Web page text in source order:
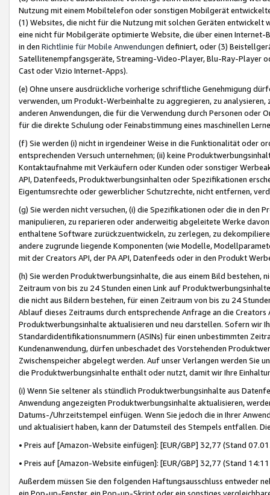
Nutzung mit einem Mobiltelefon oder sonstigen Mobilgerät
(1) Websites, die nicht für die Nutzung mit solchen Geräten
eine nicht für Mobilgeräte optimierte Website, die über einen
in den Richtlinie für Mobile Anwendungen definiert, oder (3)
Satellitenempfangsgeräte, Streaming-Video-Player, Blu-Ray-Player
Cast oder Vizio Internet-Apps).
(e) Ohne unsere ausdrückliche vorherige schriftliche Genehmigung
verwenden, um Produkt-Werbeinhalte zu aggregieren, zu
anderen Anwendungen, die für die Verwendung durch Personen
für die direkte Schulung oder Feinabstimmung eines maschinellen
(f) Sie werden (i) nicht in irgendeiner Weise in die Funktionalität oder
entsprechenden Versuch unternehmen; (ii) keine
Kontaktaufnahme mit Verkäufern oder Kunden oder sonstiger
API, Datenfeeds, Produktwerbungsinhalten oder Spezifikationen
Eigentumsrechte oder gewerblicher Schutzrechte, nicht entfernen,
(g) Sie werden nicht versuchen, (i) die Spezifikationen oder die in
manipulieren, zu reparieren oder anderweitig abgeleitete Werke
enthaltene Software zurückzuentwickeln, zu zerlegen, zu
andere zugrunde liegende Komponenten (wie Modelle,
mit der Creators API, der PA API, Datenfeeds oder in den Produkt
(h) Sie werden Produktwerbungsinhalte, die aus einem Bild bestehen,
Zeitraum von bis zu 24 Stunden einen Link auf
die nicht aus Bildern bestehen, für einen Zeitraum von bis zu 24
Ablauf dieses Zeitraums durch entsprechende Anfrage an die
Produktwerbungsinhalte aktualisieren und neu darstellen. Sofern wir
Standardidentifikationsnummern (ASINs) für einen unbestimmten
Kundenanwendung, dürfen unbeschadet des Vorstehenden
Zwischenspeicher abgelegt werden. Auf unser Verlangen werden Sie
die Produktwerbungsinhalte enthält oder nutzt, damit wir Ihre
(i) Wenn Sie seltener als stündlich Produktwerbungsinhalte aus
Anwendung angezeigten Produktwerbungsinhalte aktualisieren,
Datums-/Uhrzeitstempel einfügen. Wenn Sie jedoch die in Ihrer
und aktualisiert haben, kann der Datumsteil des Stempels entfallen.
• Preis auf [Amazon-Website einfügen]: [EUR/GBP] 32,77 (Stand
• Preis auf [Amazon-Website einfügen]: [EUR/GBP] 32,77 (Stand
Außerdem müssen Sie den folgenden Haftungsausschluss entweder
ein Pop-up-Fenster, ein Pop-up-Skript oder ein sonstiges